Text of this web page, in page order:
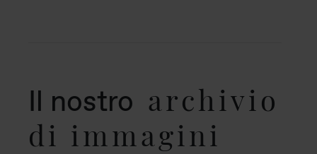
Il nostro archivio
di immagini